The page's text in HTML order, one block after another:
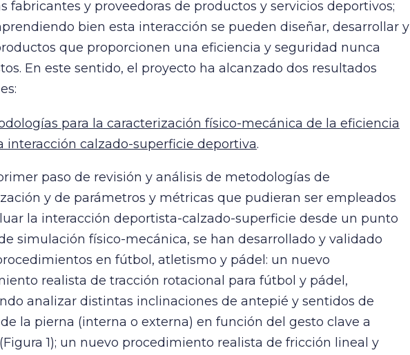
fabricantes y proveedoras de productos y servicios deportivos;
bien esta interacción se pueden diseñar, desarrollar y
que proporcionen una eficiencia y seguridad nunca
En este sentido, el proyecto ha alcanzado dos resultados
para la caracterización físico-mecánica de la eficiencia
interacción calzado-superficie deportiva.
paso de revisión y análisis de metodologías de
y de parámetros y métricas que pudieran ser empleados
la interacción deportista-calzado-superficie desde un punto
simulación físico-mecánica, se han desarrollado y validado
en fútbol, atletismo y pádel: un nuevo
realista de tracción rotacional para fútbol y pádel,
analizar distintas inclinaciones de antepié y sentidos de
la pierna (interna o externa) en función del gesto clave a
1); un nuevo procedimiento realista de fricción lineal y